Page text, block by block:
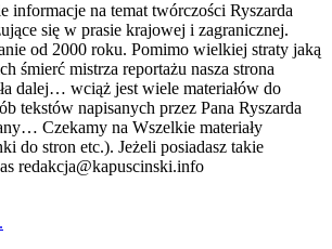
informacje na temat twórczości Ryszarda
się w prasie krajowej i zagranicznej.
od 2000 roku. Pomimo wielkiej straty jaką
śmierć mistrza reportażu nasza strona
dalej… wciąż jest wiele materiałów do
tekstów napisanych przez Pana Ryszarda
Czekamy na Wszelkie materiały
do stron etc.). Jeżeli posiadasz takie
redakcja@kapuscinski.info